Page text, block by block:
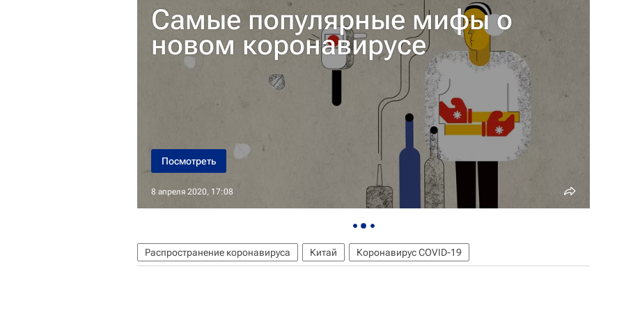
8 апреля 2020, 17:08
Самые популярные мифы о
новом коронавирусе
Посмотреть
Распространение коронавируса Китай Коронавирус COVID-19